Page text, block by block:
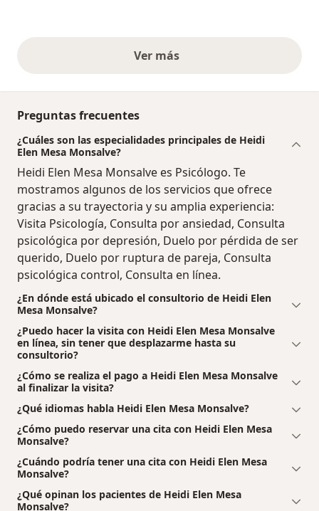
Ver másopiniones anteriores
Preguntas frecuentes
¿Cuáles son las especialidades principales de Heidi
Elen Mesa Monsalve?
Heidi Elen Mesa Monsalve es Psicólogo. Te
mostramos algunos de los servicios que ofrece
gracias a su trayectoria y su amplia experiencia:
Visita Psicología, Consulta por ansiedad, Consulta
psicológica por depresión, Duelo por pérdida de ser
querido, Duelo por ruptura de pareja, Consulta
psicológica control, Consulta en línea.
¿En dónde está ubicado el consultorio de Heidi Elen
Mesa Monsalve?
¿Puedo hacer la visita con Heidi Elen Mesa Monsalve
en línea, sin tener que desplazarme hasta su
consultorio?
¿Cómo se realiza el pago a Heidi Elen Mesa Monsalve
al finalizar la visita?
¿Qué idiomas habla Heidi Elen Mesa Monsalve?
¿Cómo puedo reservar una cita con Heidi Elen Mesa
Monsalve?
¿Cuándo podría tener una cita con Heidi Elen Mesa
Monsalve?
¿Qué opinan los pacientes de Heidi Elen Mesa
Monsalve?